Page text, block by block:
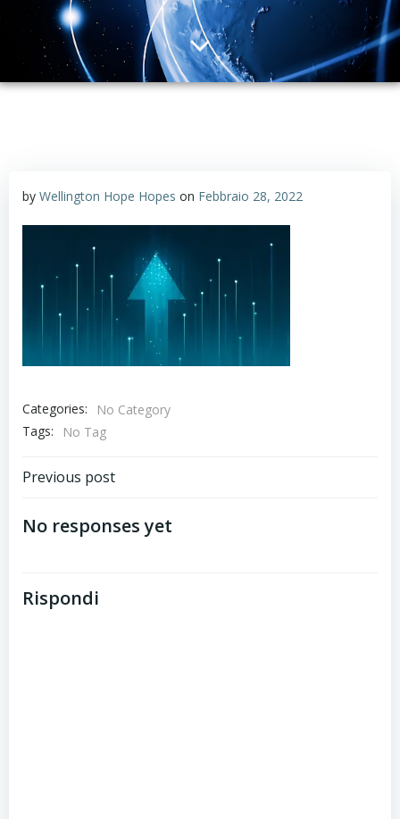
by Wellington Hope Hopes on Febbraio 28, 2022
Categories:
No Category
Tags:
No Tag
Post
navigation
Previous post
No responses yet
Rispondi